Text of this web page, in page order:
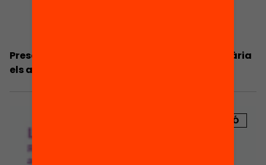
Presentació: Exclouen els centres de secundària
els alumnes amb més dificultats?
PUBLICACIÓ